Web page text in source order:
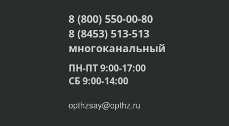
8 (800) 550-00-80
8 (8453) 513-513
многоканальный
ПН-ПТ 9:00-17:00
СБ 9:00-14:00
opthzsay@opthz.ru